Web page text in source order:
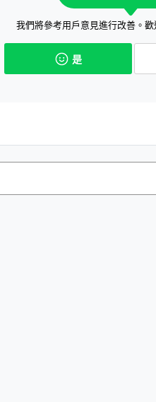
我們將參考用戶意見進行改善。
是